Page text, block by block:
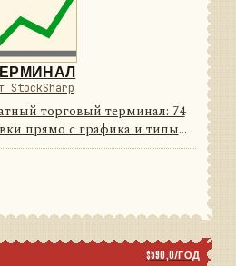
StockSharp
торговый терминал: 74
прямо с графика и типы
брокерского софта. Светлая и
— обе в комплекте.
свечей...
$590,0/ГОД